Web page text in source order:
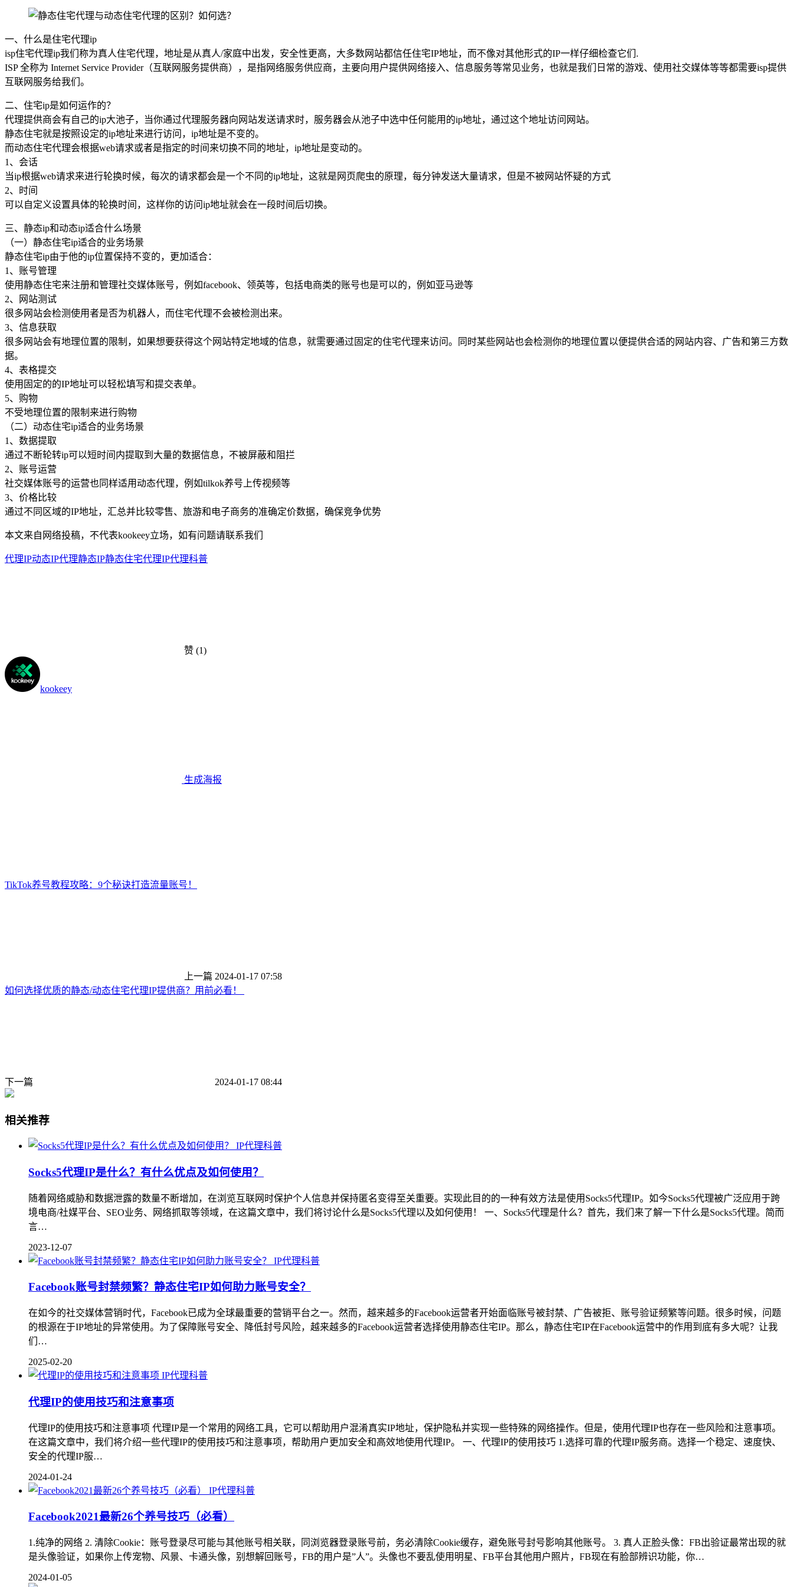
一、什么是住宅代理ip
isp住宅代理ip我们称为真人住宅代理，地址是从真人/家庭中出发，安全性更高，大多数网站都信任住宅IP地址，而不像对其他形式的IP一样仔细检查它们.
ISP 全称为 Internet Service Provider（互联网服务提供商），是指网络服务供应商，主要向用户提供网络接入、信息服务等常见业务，也就是我们日常的游戏、使用社交媒体等等都需要isp提供
互联网服务给我们。
二、住宅ip是如何运作的？
代理提供商会有自己的ip大池子，当你通过代理服务器向网站发送请求时，服务器会从池子中选中任何能用的ip地址，通过这个地址访问网站。
静态住宅就是按照设定的ip地址来进行访问，ip地址是不变的。
而动态住宅代理会根据web请求或者是指定的时间来切换不同的地址，ip地址是变动的。
1、会话
当ip根据web请求来进行轮换时候，每次的请求都会是一个不同的ip地址，这就是网页爬虫的原理，每分钟发送大量请求，但是不被网站怀疑的方式
2、时间
可以自定义设置具体的轮换时间，这样你的访问ip地址就会在一段时间后切换。
三、静态ip和动态ip适合什么场景
（一）静态住宅ip适合的业务场景
静态住宅ip由于他的ip位置保持不变的，更加适合：
1、账号管理
使用静态住宅来注册和管理社交媒体账号，例如facebook、领英等，包括电商类的账号也是可以的，例如亚马逊等
2、网站测试
很多网站会检测使用者是否为机器人，而住宅代理不会被检测出来。
3、信息获取
很多网站会有地理位置的限制，如果想要获得这个网站特定地域的信息，就需要通过固定的住宅代理来访问。同时某些网站也会检测你的地理位置以便提供合适的网站内容、广告和第三方数
据。
4、表格提交
使用固定的的IP地址可以轻松填写和提交表单。
5、购物
不受地理位置的限制来进行购物
（二）动态住宅ip适合的业务场景
1、数据提取
通过不断轮转ip可以短时间内提取到大量的数据信息，不被屏蔽和阻拦
2、账号运营
社交媒体账号的运营也同样适用动态代理，例如tilkok养号上传视频等
3、价格比较
通过不同区域的IP地址，汇总并比较零售、旅游和电子商务的准确定价数据，确保竞争优势
本文来自网络投稿，不代表kookeey立场，如有问题请联系我们
代理IP动态IP代理静态IP静态住宅代理IP代理科普
赞 (1)
kookeey
生成海报
TikTok养号教程攻略：9个秘诀打造流量账号！
上一篇 2024-01-17 07:58
如何选择优质的静态/动态住宅代理IP提供商？用前必看！
下一篇 2024-01-17 08:44
相关推荐
IP代理科普
Socks5代理IP是什么？有什么优点及如何使用？
随着网络威胁和数据泄露的数量不断增加，在浏览互联网时保护个人信息并保持匿名变得至关重要。实现此目的的一种有效方法是使用Socks5代理IP。如今Socks5代理被广泛应用于跨
境电商/社媒平台、SEO业务、网络抓取等领域，在这篇文章中，我们将讨论什么是Socks5代理以及如何使用！ 一、Socks5代理是什么？首先，我们来了解一下什么是Socks5代理。简而
言…
2023-12-07
IP代理科普
Facebook账号封禁频繁？静态住宅IP如何助力账号安全？
在如今的社交媒体营销时代，Facebook已成为全球最重要的营销平台之一。然而，越来越多的Facebook运营者开始面临账号被封禁、广告被拒、账号验证频繁等问题。很多时候，问题
的根源在于IP地址的异常使用。为了保障账号安全、降低封号风险，越来越多的Facebook运营者选择使用静态住宅IP。那么，静态住宅IP在Facebook运营中的作用到底有多大呢？让我
们…
2025-02-20
IP代理科普
代理IP的使用技巧和注意事项
代理IP的使用技巧和注意事项 代理IP是一个常用的网络工具，它可以帮助用户混淆真实IP地址，保护隐私并实现一些特殊的网络操作。但是，使用代理IP也存在一些风险和注意事项。
在这篇文章中，我们将介绍一些代理IP的使用技巧和注意事项，帮助用户更加安全和高效地使用代理IP。 一、代理IP的使用技巧 1.选择可靠的代理IP服务商。选择一个稳定、速度快、
安全的代理IP服…
2024-01-24
IP代理科普
Facebook2021最新26个养号技巧（必看）
1.纯净的网络 2. 清除Cookie：账号登录尽可能与其他账号相关联，同浏览器登录账号前，务必清除Cookie缓存，避免账号封号影响其他账号。 3. 真人正脸头像：FB出验证最常出现的就
是头像验证，如果你上传宠物、风景、卡通头像，别想解回账号，FB的用户是”人”。头像也不要乱使用明星、FB平台其他用户照片，FB现在有脸部辨识功能，你…
2024-01-05